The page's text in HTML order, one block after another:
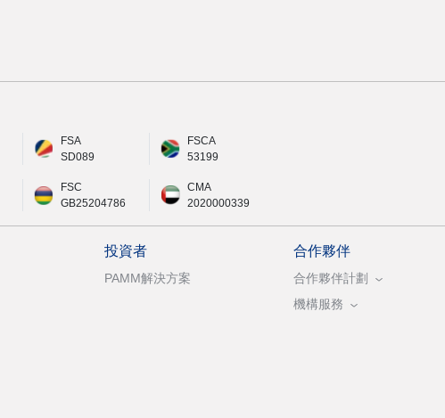
FSA
SD089
FSCA
53199
FSC
GB25204786
CMA
2020000339
投資者
PAMM解決方案
合作夥伴
合作夥伴計劃
機構服務